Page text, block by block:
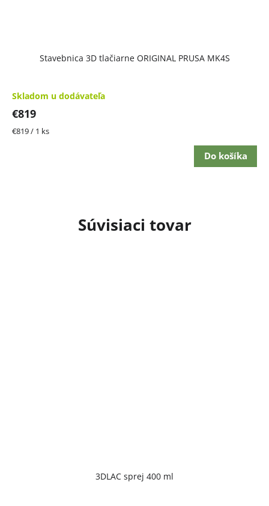
Súvisiaci tovar
3DLAC sprej 400 ml
Stavebnica 3D tlačiarne ORIGINAL PRUSA MK4S
Skladom u dodávateľa
€819
Jednotková
€819 / 1 ks
Do košíka